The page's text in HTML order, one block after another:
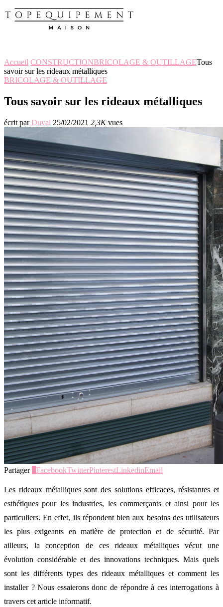
Accueil CONSTRUCTIONBRICOLAGE & OUTILLAGETous
savoir sur les rideaux métalliques
BRICOLAGE & OUTILLAGE
Tous savoir sur les rideaux métalliques
écrit parDuval 25/02/2021 2,3Kvues
Partager FacebookTwitterPinterestLinkedinEmail
Les rideaux métalliques sont des solutions efficaces, résistantes et
esthétiques pour les industries, les commerçants et ainsi pour les
particuliers. En effet, ils répondent bien aux besoins des utilisateurs
les plus exigeants en matière de protection et de sécurité. Par
ailleurs, la conception de ces rideaux métalliques vécut une
évolution considérable et des innovations techniques. Mais quels
sont les différents types des rideaux métalliques et comment les
installer ? Nous essaierons donc de répondre à ces interrogations à
travers cet article informatif.